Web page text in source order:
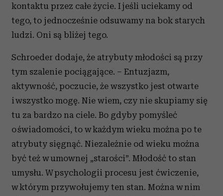
kontaktu przez całe życie. I jeśli uciekamy od
tego, to jednocześnie odsuwamy na bok starych
ludzi. Oni są bliżej tego.
Schroeder dodaje, że atrybuty młodości są przy
tym szalenie pociągające. – Entuzjazm,
aktywność, poczucie, że wszystko jest otwarte
i wszystko mogę. Nie wiem, czy nie skupiamy się
tu za bardzo na ciele. Bo gdyby pomyśleć
o świadomości, to w każdym wieku można po te
atrybuty sięgnąć. Niezależnie od wieku można
być też w umownej „starości”. Młodość to stan
umysłu. W psychologii procesu jest ćwiczenie,
w którym przywołujemy ten stan. Można w nim